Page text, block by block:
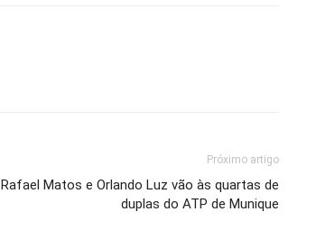
Próximo artigo
Rafael Matos e Orlando Luz vão às quartas de
duplas do ATP de Munique